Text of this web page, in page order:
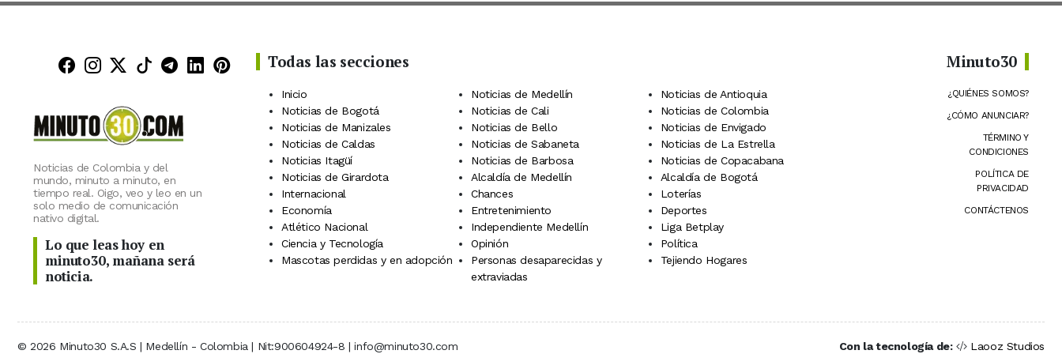
Minuto30 en Facebook
Minuto30 en Instagram
Minuto30 en X (Twitter)
Minuto30 en TikTok
Canal de Minuto30 en Telegram
Minuto30 en LinkedIn
Minuto30 en Pinterest
Noticias de Colombia y del
mundo, minuto a minuto, en
tiempo real. Oigo, veo y leo en un
solo medio de comunicación
nativo digital.
Lo que leas hoy en
minuto30, mañana será
noticia.
Todas las secciones
Inicio Noticias de Medellín
Noticias de Antioquia
Noticias de Bogotá
Noticias de Cali
Noticias de Colombia
Noticias de Manizales
Noticias de Bello
Noticias de Envigado
Noticias de Caldas
Noticias de Sabaneta
Noticias de La Estrella
Noticias Itagüí
Noticias de Barbosa
Noticias de Copacabana
Noticias de Girardota
Alcaldía de Medellín
Alcaldía de Bogotá
Internacional
Chances
Loterías
Economía
Entretenimiento
Deportes
Atlético Nacional
Independiente Medellín
Liga Betplay
Ciencia y Tecnología
Opinión
Política
Mascotas perdidas y en adopción
Personas desaparecidas y
extraviadas
Tejiendo Hogares
Minuto30
¿QUIÉNES SOMOS?
¿CÓMO ANUNCIAR?
TÉRMINO Y
CONDICIONES
POLÍTICA DE
PRIVACIDAD
CONTÁCTENOS
© 2026 Minuto30 S.A.S | Medellín - Colombia | Nit:900604924-8 | info@minuto30.com Con la tecnología de: Laooz Studios